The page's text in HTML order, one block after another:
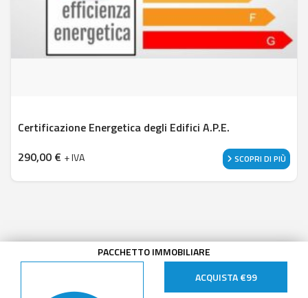
Certificazione Energetica degli Edifici A.P.E.
290,00 € + IVA SCOPRI DI PIÙ
PACCHETTO IMMOBILIARE
ACQUISTA €99